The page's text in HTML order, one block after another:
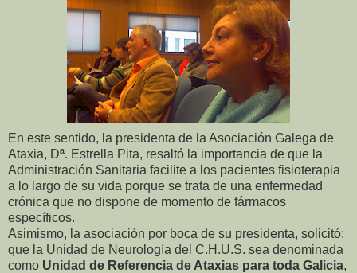
En este sentido, la presidenta de la Asociación Galega de
Ataxia, Dª. Estrella Pita, resaltó la importancia de que la
Administración Sanitaria facilite a los pacientes fisioterapia
a lo largo de su vida porque se trata de una enfermedad
crónica que no dispone de momento de fármacos
específicos.
Asimismo, la asociación por boca de su presidenta, solicitó:
que la Unidad de Neurología del C.H.U.S. sea denominada
como Unidad de Referencia de Ataxias para toda Galicia,